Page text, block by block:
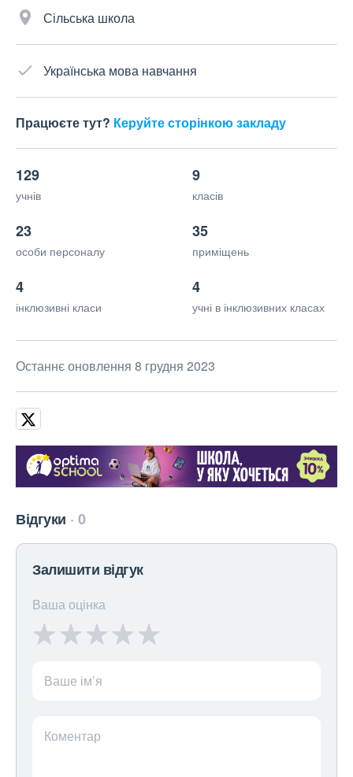
Сільська школа
Українська мова навчання
Працюєте тут? Керуйте сторінкою закладу
129
учнів
9
класів
23
особи персоналу
35
приміщень
4
інклюзивні класи
4
учні в інклюзивних класах
Останнє оновлення 8 грудня 2023
Відгуки 0
Залишити відгук
Ваша оцінка
Ваше ім’я
Коментар